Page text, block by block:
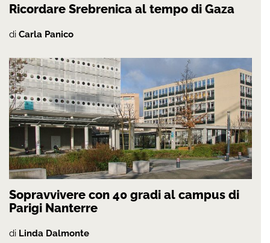
Ricordare Srebrenica al tempo di Gaza
di Carla Panico
Sopravvivere con 40 gradi al campus di
Parigi Nanterre
di Linda Dalmonte